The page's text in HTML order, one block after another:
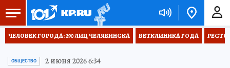
ЧЕЛОВЕК ГОРОДА: 290 ЛИЦ ЧЕЛЯБИНСКА ВЕТКЛИНИКА ГОДА
ОБЩЕСТВО 2 июня 2026 6:34